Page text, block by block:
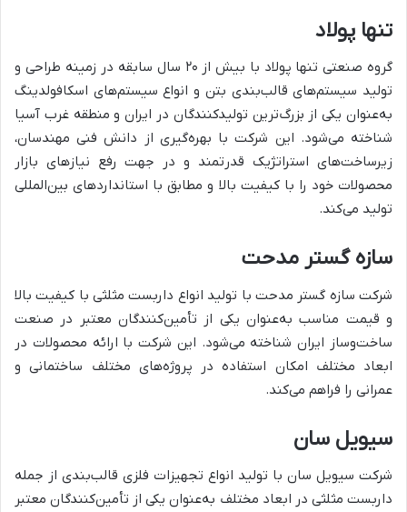
تنها پولاد
گروه صنعتی تنها پولاد با بیش از ۲۰ سال سابقه در زمینه طراحی و
تولید سیستم‌های قالب‌بندی بتن و انواع سیستم‌های اسکافولدینگ
به‌عنوان یکی از بزرگ‌ترین تولیدکنندگان در ایران و منطقه غرب آسیا
شناخته می‌شود. این شرکت با بهره‌گیری از دانش فنی مهندسان،
زیرساخت‌های استراتژیک قدرتمند و در جهت رفع نیازهای بازار
محصولات خود را با کیفیت بالا و مطابق با استانداردهای بین‌المللی
تولید می‌کند.
سازه گستر مدحت
شرکت سازه گستر مدحت با تولید انواع داربست مثلثی با کیفیت بالا
و قیمت مناسب به‌عنوان یکی از تأمین‌کنندگان معتبر در صنعت
ساخت‌وساز ایران شناخته می‌شود. این شرکت با ارائه محصولات در
ابعاد مختلف امکان استفاده در پروژه‌های مختلف ساختمانی و
عمرانی را فراهم می‌کند.
سیویل سان
شرکت سیویل سان با تولید انواع تجهیزات فلزی قالب‌بندی از جمله
داربست مثلثی در ابعاد مختلف به‌عنوان یکی از تأمین‌کنندگان معتبر